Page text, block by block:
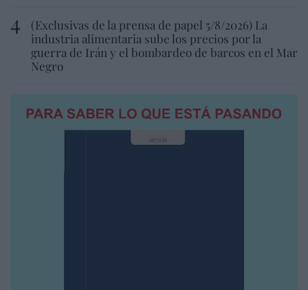
(Exclusivas de la prensa de papel 5/8/2026) La
industria alimentaria sube los precios por la
guerra de Irán y el bombardeo de barcos en el Mar
Negro